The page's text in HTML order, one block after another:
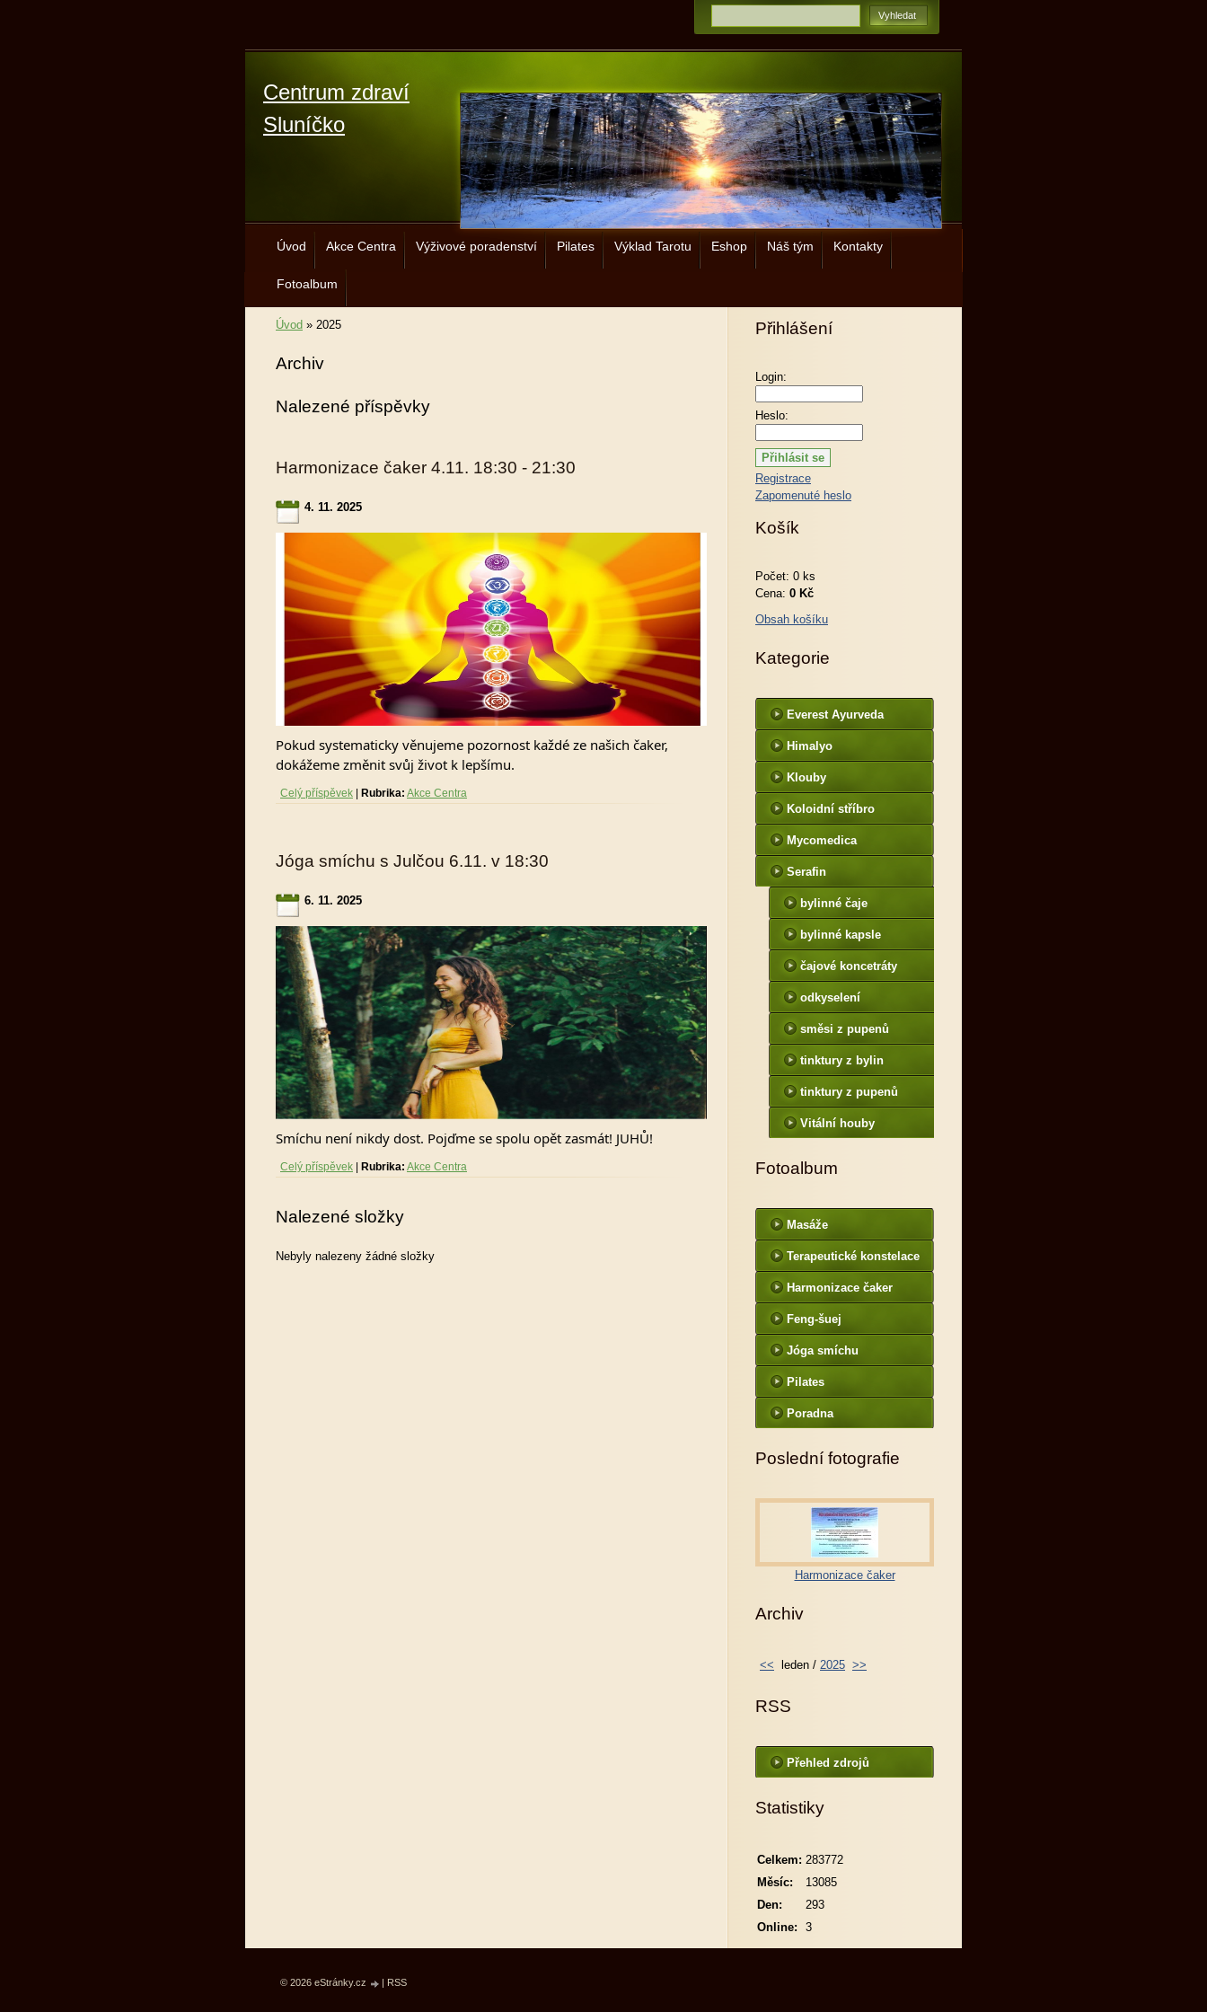
Centrum zdraví
Sluníčko
Úvod Akce Centra Výživové poradenství Pilates Výklad Tarotu Eshop Náš tým Kontakty
Fotoalbum
Úvod » 2025
Archiv
Nalezené příspěvky
Harmonizace čaker 4.11. 18:30 - 21:30
4. 11. 2025
Pokud systematicky věnujeme pozornost každé ze našich čaker,
dokážeme změnit svůj život k lepšímu.
Celý příspěvek Rubrika: Akce Centra
Jóga smíchu s Julčou 6.11. v 18:30
6. 11. 2025
Smíchu není nikdy dost. Pojďme se spolu opět zasmát! JUHŮ!
Celý příspěvek Rubrika: Akce Centra
Nalezené složky
Nebyly nalezeny žádné složky
Přihlášení
Login:
Heslo:
Registrace
Zapomenuté heslo
Košík
Počet: 0 ks
Cena: 0 Kč
Obsah košíku
Kategorie
Everest Ayurveda
Himalyo
Klouby
Koloidní stříbro
Mycomedica
Serafin
bylinné čaje
bylinné kapsle
čajové koncetráty
odkyselení
směsi z pupenů
tinktury z bylin
tinktury z pupenů
Vitální houby
Fotoalbum
Masáže
Terapeutické konstelace
Harmonizace čaker
Feng-šuej
Jóga smíchu
Pilates
Poradna
Poslední fotografie
Harmonizace čaker
Archiv
<< leden / 2025 >>
RSS
Přehled zdrojů
Statistiky
Online: 3
Celkem: 283772
Měsíc:
13085
Den:
293
© 2026 eStránky.cz | RSS